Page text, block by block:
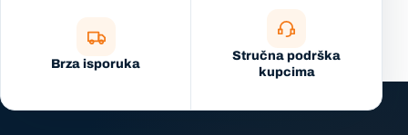
Brza isporuka
Stručna podrška
kupcima